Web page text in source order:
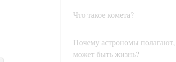
Что такое комета?
Почему астрономы
может быть жизнь?